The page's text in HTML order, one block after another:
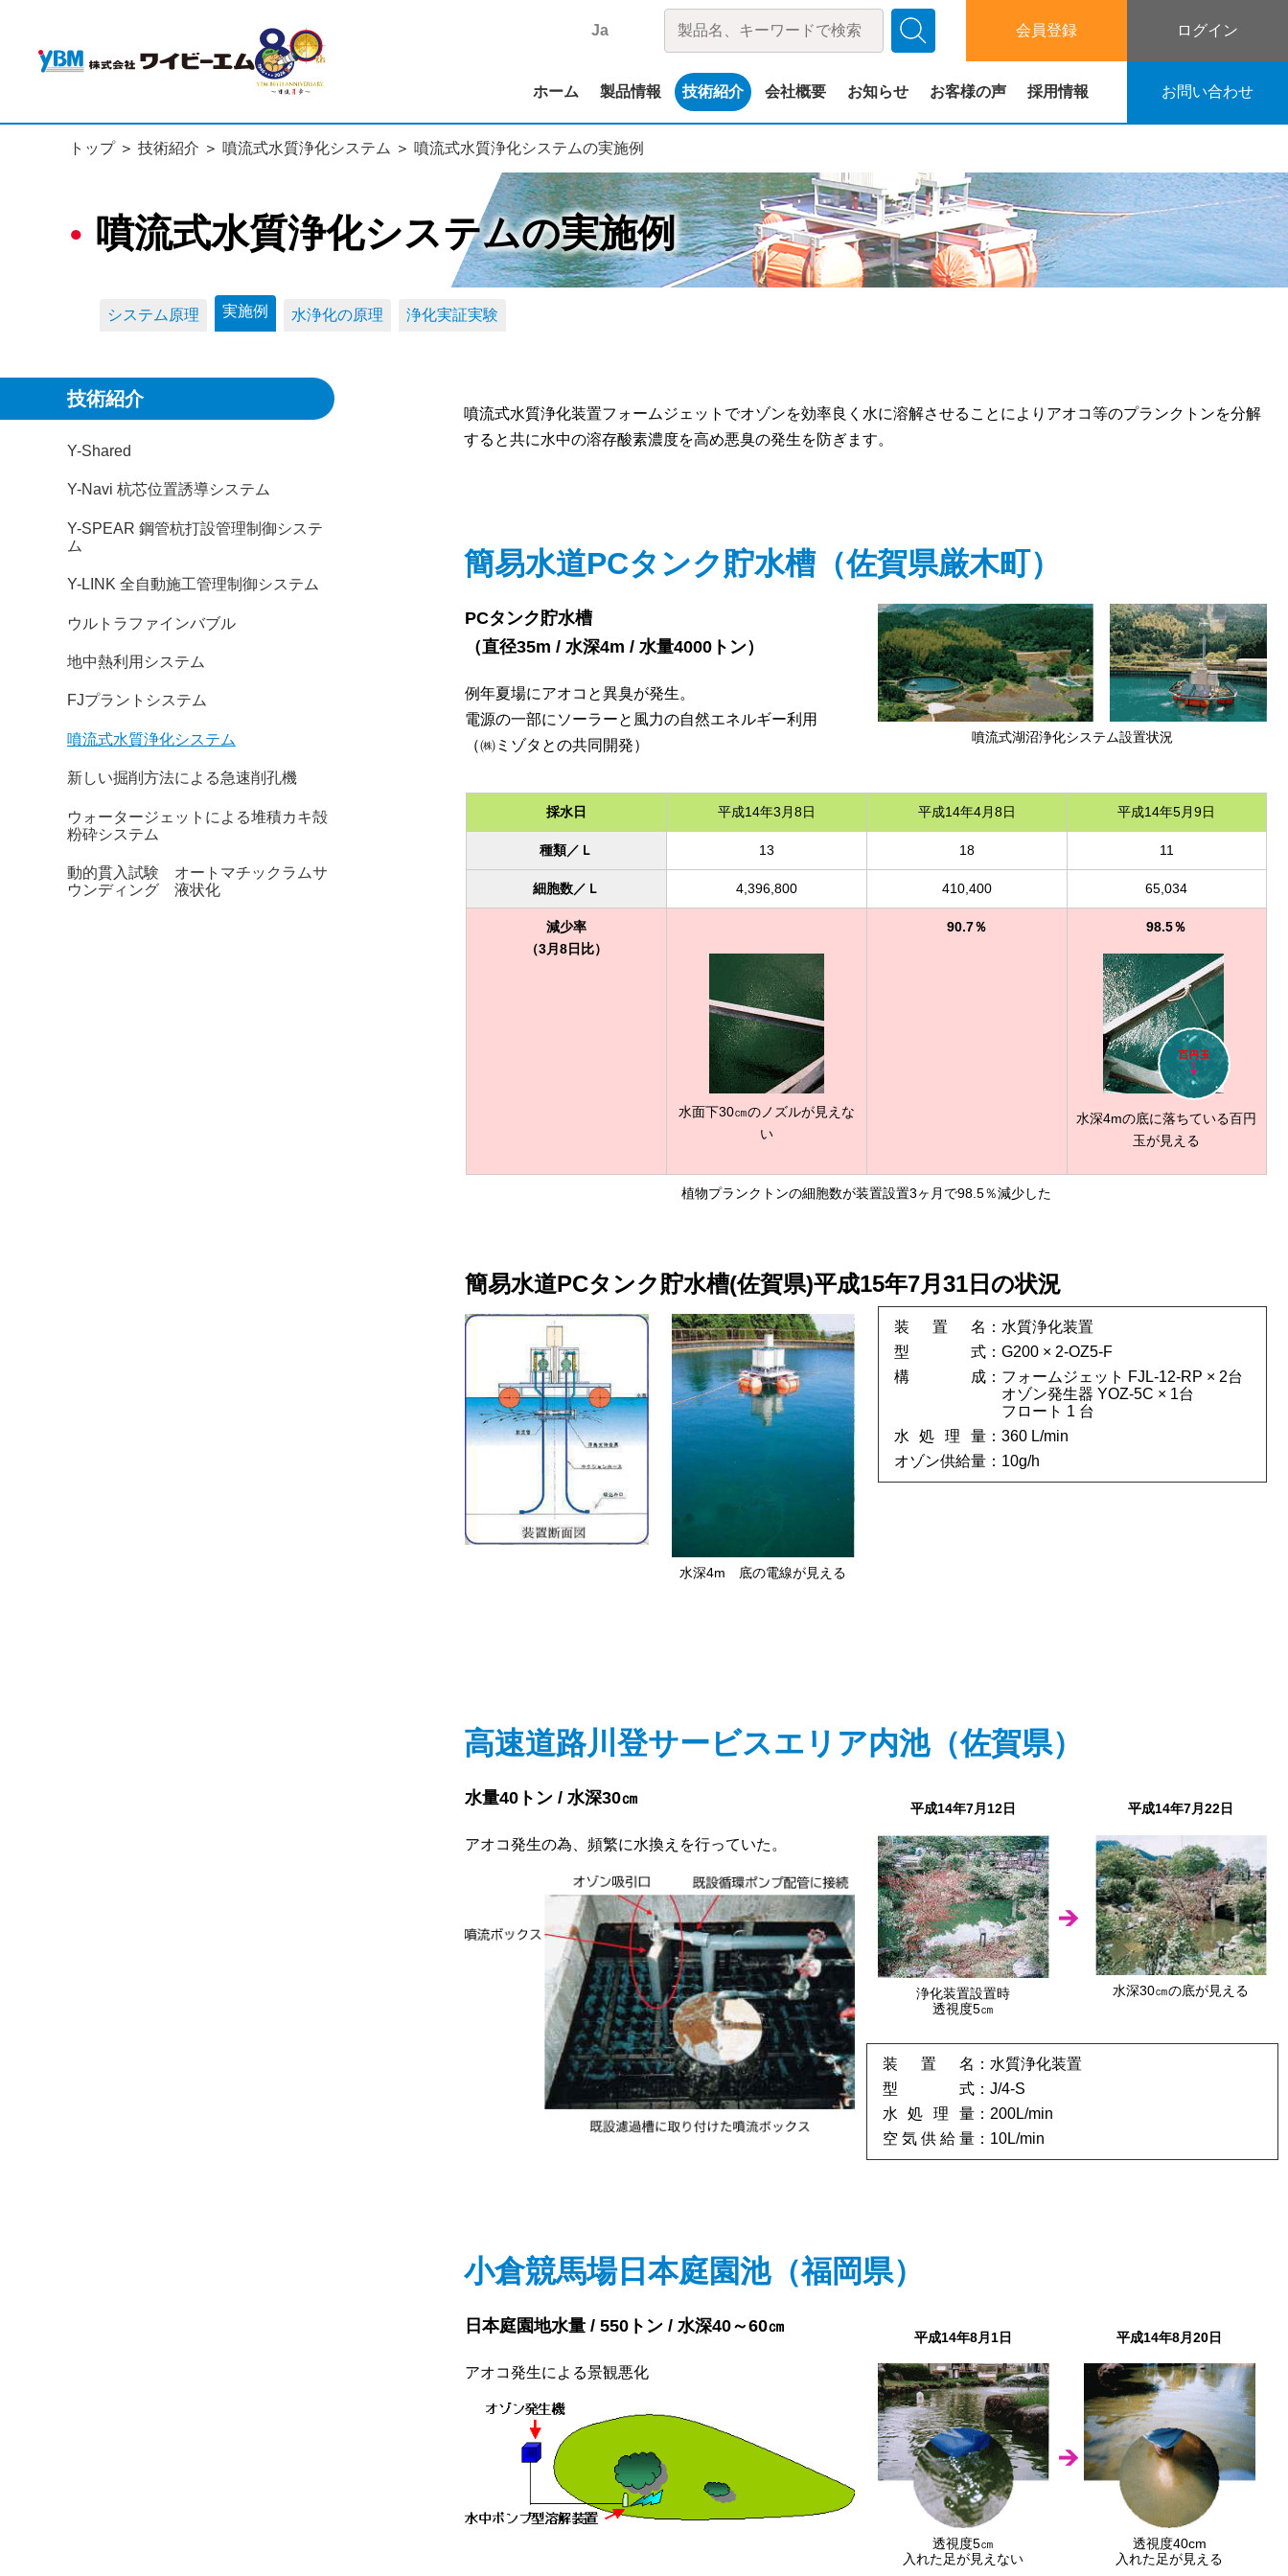
ホーム 製品情報 技術紹介 会社概要 お知らせ お客様の声 採用情報 お問い合わせ
Ja 会員登録 ログイン
トップ 技術紹介 噴流式水質浄化システム 噴流式水質浄化システムの実施例
噴流式水質浄化システムの実施例
システム原理 実施例 水浄化の原理 浄化実証実験
噴流式水質浄化装置フォームジェットでオゾンを効率良く水に溶解させることによりアオコ等のプランクトンを分解
すると共に水中の溶存酸素濃度を高め悪臭の発生を防ぎます。
簡易水道PCタンク貯水槽（佐賀県厳木町）
PCタンク貯水槽
（直径35m / 水深4m / 水量4000トン）
例年夏場にアオコと異臭が発生。
電源の一部にソーラーと風力の自然エネルギー利用
（㈱ミゾタとの共同開発）
噴流式湖沼浄化システム設置状況
採水日 平成14年3月8日 平成14年4月8日 平成14年5月9日
種類／Ｌ 13 18 11
細胞数／Ｌ 4,396,800 410,400 65,034
減少率
（3月8日比）
水面下30㎝のノズルが見えな
い
90.7％ 98.5％
水深4mの底に落ちている百円
玉が見える
植物プランクトンの細胞数が装置設置3ヶ月で98.5％減少した
簡易水道PCタンク貯水槽(佐賀県)平成15年7月31日の状況
水深4m 底の電線が見える
装置名
水質浄化装置
型式
G200 × 2-OZ5-F
構成
フォームジェット FJL-12-RP × 2台
オゾン発生器 YOZ-5C × 1台
フロート 1 台
水処理量
360 L/min
オゾン供給量
10g/h
高速道路川登サービスエリア内池（佐賀県）
水量40トン / 水深30㎝
アオコ発生の為、頻繁に水換えを行っていた。
平成14年7月12日
浄化装置設置時
透視度5㎝
平成14年7月22日
水深30㎝の底が見える
装置名
水質浄化装置
型式
J/4-S
水処理量
200L/min
空気供給量
10L/min
小倉競馬場日本庭園池（福岡県）
日本庭園地水量 / 550トン / 水深40～60㎝
アオコ発生による景観悪化
平成14年8月1日
透視度5㎝
入れた足が見えない
平成14年8月20日
透視度40cm
入れた足が見える
技術紹介
Y-Shared
Y-Navi 杭芯位置誘導システム
Y-SPEAR 鋼管杭打設管理制御システ
ム
Y-LINK 全自動施工管理制御システム
ウルトラファインバブル
地中熱利用システム
FJプラントシステム
噴流式水質浄化システム
新しい掘削方法による急速削孔機
ウォータージェットによる堆積カキ殻
粉砕システム
動的貫入試験 オートマチックラムサ
ウンディング 液状化